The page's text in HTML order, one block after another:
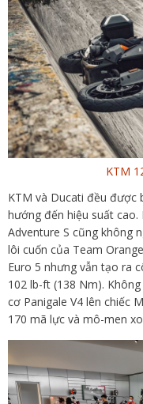
KTM
KTM và Ducati đều được
hướng đến hiệu suất cao.
Adventure S cũng không
lôi cuốn của Team
Euro 5 nhưng vẫn tạo ra
102 lb-ft (138 Nm).
cơ Panigale V4 lên chiếc
170 mã lực và mô-men